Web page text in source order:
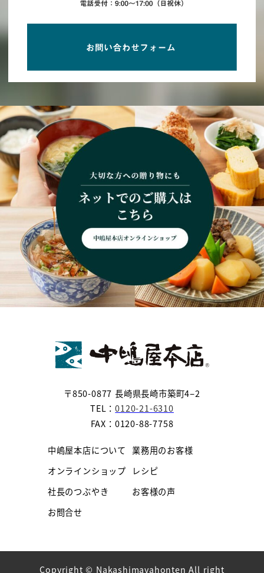
〒850-0877 長崎県長崎市築町4−2
TEL：0120-21-6310
FAX：0120-88-7758
中嶋屋本店について
業務用のお客様
オンラインショップ
レシピ
社長のつぶやき
お客様の声
お問合せ
Copyright © Nakashimayahonten All right